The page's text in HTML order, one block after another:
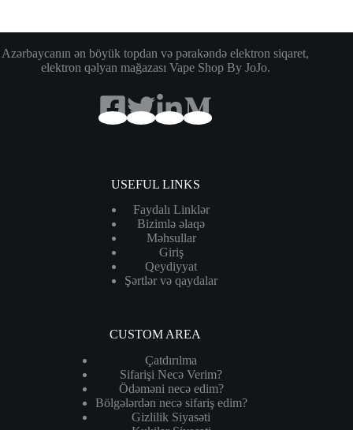
Azərbaycanın ən böyük topdan və pərakəndə elektron siqaret,
elektron qəlyan mağazası Vape Shop By JoJo.
USEFUL LINKS
Faydalı Linklər
Bizimlə əlaqə
Məhsullar
Giriş
Qeydiyyat
Şərtlər və qaydalar
CUSTOM AREA
Çatdırılma
Sifarişi Necə Verim?
Ödəməni necə edim?
Bölgələrdən necə sifariş edim?
Gizlilik Siyasəti